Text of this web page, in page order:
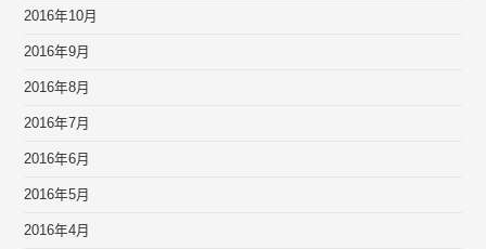
2016年10月
2016年9月
2016年8月
2016年7月
2016年6月
2016年5月
2016年4月